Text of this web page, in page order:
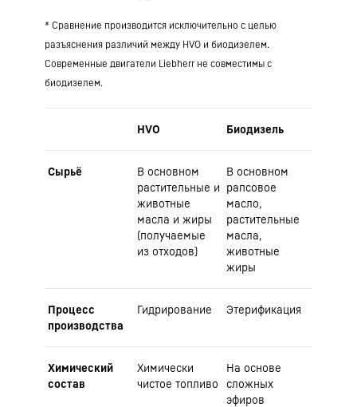
* Сравнение производится исключительно с целью
разъяснения различий между HVO и биодизелем.
Современные двигатели Liebherr не совместимы с
биодизелем.
HVO Биодизель
Сырьё
В основном
растительные и
животные
масла и жиры
(получаемые
из отходов)
В основном
рапсовое
масло,
растительные
масла,
животные
жиры
Процесс
производства
Гидрирование Этерификация
Химический
состав
Химически
чистое топливо
На основе
сложных
эфиров